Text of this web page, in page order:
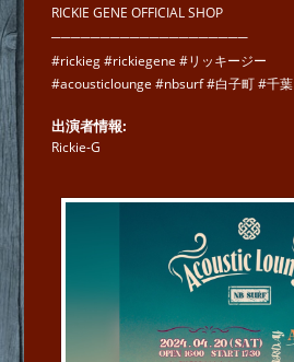
RICKIE GENE OFFICIAL SHOP
────────────────────
#rickieg #rickiegene #リッキージー
#acousticlounge #nbsurf #白子町 #千葉
出演者情報
Rickie-G